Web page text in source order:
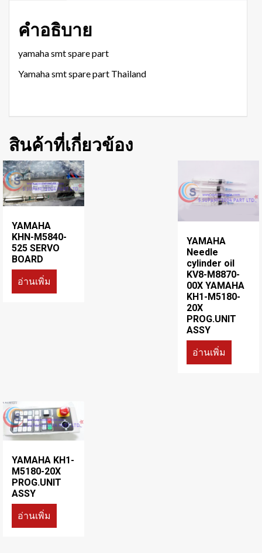
คำอธิบาย
yamaha smt spare part
Yamaha smt spare part Thailand
สินค้าที่เกี่ยวข้อง
YAMAHA
KHN-M5840-
525 SERVO
BOARD
อ่านเพิ่ม
YAMAHA
Needle
cylinder oil
KV8-M8870-
00X YAMAHA
KH1-M5180-
20X
PROG.UNIT
ASSY
อ่านเพิ่ม
YAMAHA KH1-
M5180-20X
PROG.UNIT
ASSY
อ่านเพิ่ม